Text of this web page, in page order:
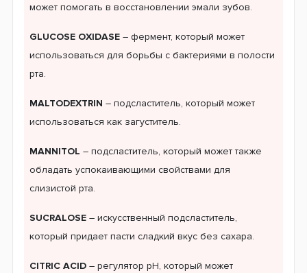
может помогать в восстановлении эмали зубов.
GLUCOSE OXIDASE – фермент, который может
использоваться для борьбы с бактериями в полости
рта.
MALTODEXTRIN – подсластитель, который может
использоваться как загуститель.
MANNITOL – подсластитель, который может также
обладать успокаивающими свойствами для
слизистой рта.
SUCRALOSE – искусственный подсластитель,
который придает пасти сладкий вкус без сахара.
CITRIC ACID – регулятор pH, который может